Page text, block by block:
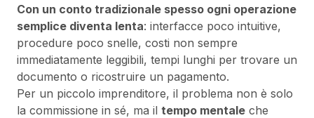
Con un conto tradizionale spesso ogni operazione
semplice diventa lenta: interfacce poco intuitive,
procedure poco snelle, costi non sempre
immediatamente leggibili, tempi lunghi per trovare un
documento o ricostruire un pagamento.
Per un piccolo imprenditore, il problema non è solo
la commissione in sé, ma il tempo mentale che